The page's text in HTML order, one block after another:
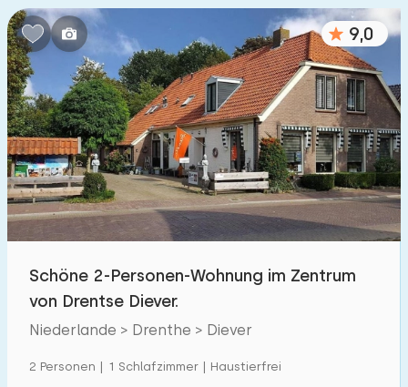
9,0
Schöne 2-Personen-Wohnung im Zentrum
von Drentse Diever.
Niederlande > Drenthe > Diever
2 Personen | 1 Schlafzimmer | Haustierfrei